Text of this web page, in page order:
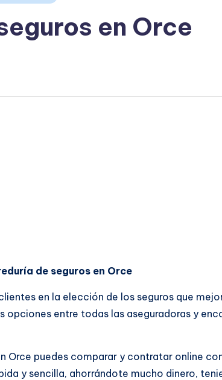
en Orce
de seguros en Orce
en la elección de los seguros que
opciones entre todas las aseguradoras y
Orce puedes comparar y contratar online
y sencilla, ahorrándote mucho dinero,